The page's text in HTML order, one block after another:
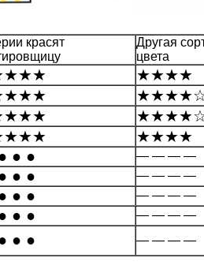
красят
Другая
цвета
★★★★
★★★★
● ●
— — — —
● ●
— — — —
● ●
— — — —
● ●
— — — —
● ● — — — —